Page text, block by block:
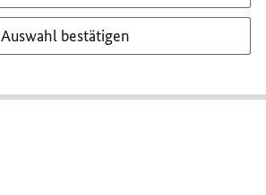
Auswahl bestätigen